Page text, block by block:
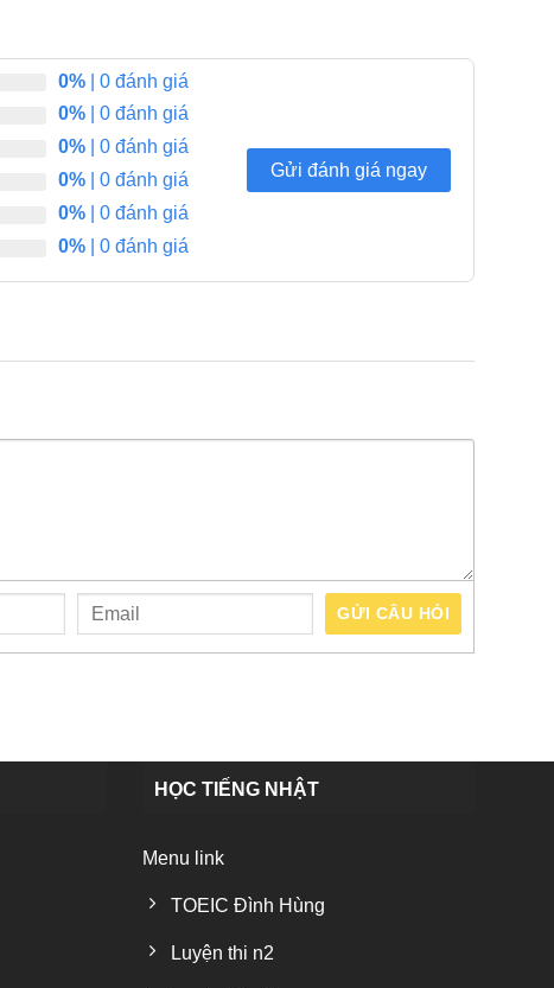
0% | 0 đánh giá
0% | 0 đánh giá
0% | 0 đánh giá
0% | 0 đánh giá
0% | 0 đánh giá
0% | 0 đánh giá
Gửi đánh giá ngay
GỬI CÂU HỎI
HỌC TIẾNG NHẬT
Menu link
TOEIC Đình Hùng
Luyện thi n2